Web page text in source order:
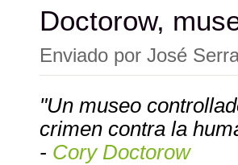
Doctorow,
Enviado por José
"Un museo
crimen contra la
- Cory Doctorow